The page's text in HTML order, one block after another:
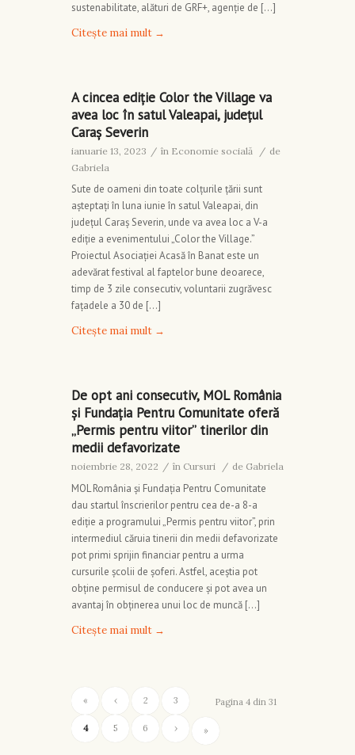
sustenabilitate, alături de GRF+, agenție de […]
Citește mai mult →
A cincea ediție Color the Village va
avea loc în satul Valeapai, județul
Caraș Severin
ianuarie 13, 2023 / în Economie socială / de
Gabriela
Sute de oameni din toate colțurile țării sunt
așteptați în luna iunie în satul Valeapai, din
județul Caraș Severin, unde va avea loc a V-a
ediție a evenimentului „Color the Village.”
Proiectul Asociației Acasă în Banat este un
adevărat festival al faptelor bune deoarece,
timp de 3 zile consecutiv, voluntarii zugrăvesc
fațadele a 30 de […]
Citește mai mult →
De opt ani consecutiv, MOL România
și Fundația Pentru Comunitate oferă
„Permis pentru viitor” tinerilor din
medii defavorizate
noiembrie 28, 2022 / în Cursuri / de Gabriela
MOL România și Fundația Pentru Comunitate
dau startul înscrierilor pentru cea de-a 8-a
ediție a programului „Permis pentru viitor”, prin
intermediul căruia tinerii din medii defavorizate
pot primi sprijin financiar pentru a urma
cursurile școlii de șoferi. Astfel, aceștia pot
obține permisul de conducere și pot avea un
avantaj în obținerea unui loc de muncă […]
Citește mai mult →
Pagina 4 din 31
« ‹ 2 3
4 5 6 › »